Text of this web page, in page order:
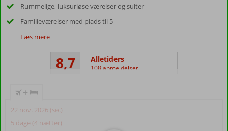
Rummelige, luksuriøse værelser og suiter
Familieværelser med plads til 5
Læs mere
8,7 Alletiders
108 anmeldelser
+
22 nov. 2026 (sø.)
5 dage (4 nætter)